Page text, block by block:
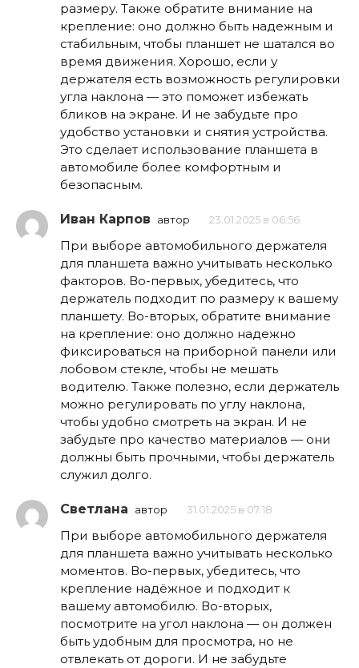
размеру. Также обратите внимание на
крепление: оно должно быть надежным и
стабильным, чтобы планшет не шатался во
время движения. Хорошо, если у
держателя есть возможность регулировки
угла наклона — это поможет избежать
бликов на экране. И не забудьте про
удобство установки и снятия устройства.
Это сделает использование планшета в
автомобиле более комфортным и
безопасным.
Иван Карпов автор 23.01.2025 в 06:56
При выборе автомобильного держателя
для планшета важно учитывать несколько
факторов. Во-первых, убедитесь, что
держатель подходит по размеру к вашему
планшету. Во-вторых, обратите внимание
на крепление: оно должно надежно
фиксироваться на приборной панели или
лобовом стекле, чтобы не мешать
водителю. Также полезно, если держатель
можно регулировать по углу наклона,
чтобы удобно смотреть на экран. И не
забудьте про качество материалов — они
должны быть прочными, чтобы держатель
служил долго.
Светлана автор 31.01.2025 в 07:18
При выборе автомобильного держателя
для планшета важно учитывать несколько
моментов. Во-первых, убедитесь, что
крепление надёжное и подходит к
вашему автомобилю. Во-вторых,
посмотрите на угол наклона — он должен
быть удобным для просмотра, но не
отвлекать от дороги. И не забудьте